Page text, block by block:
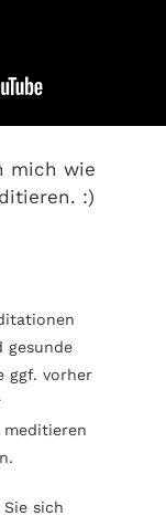
mich wie
:)
gesunde
ggf. vorher
sich